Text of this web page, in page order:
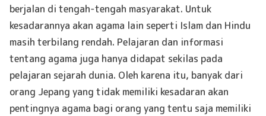
berjalan di tengah-tengah masyarakat. Untuk
kesadarannya akan agama lain seperti Islam dan Hindu
masih terbilang rendah. Pelajaran dan informasi
tentang agama juga hanya didapat sekilas pada
pelajaran sejarah dunia. Oleh karena itu, banyak dari
orang Jepang yang tidak memiliki kesadaran akan
pentingnya agama bagi orang yang tentu saja memiliki